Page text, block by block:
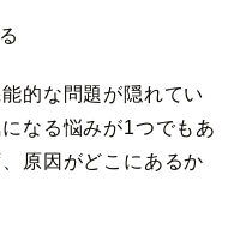
的な問題が隠れてい
なる悩みが1つでもあ
原因がどこにあるか